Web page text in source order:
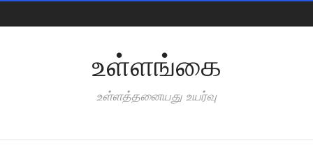
உள்ளங்கை
உள்ளத்தனையது உயர்வு